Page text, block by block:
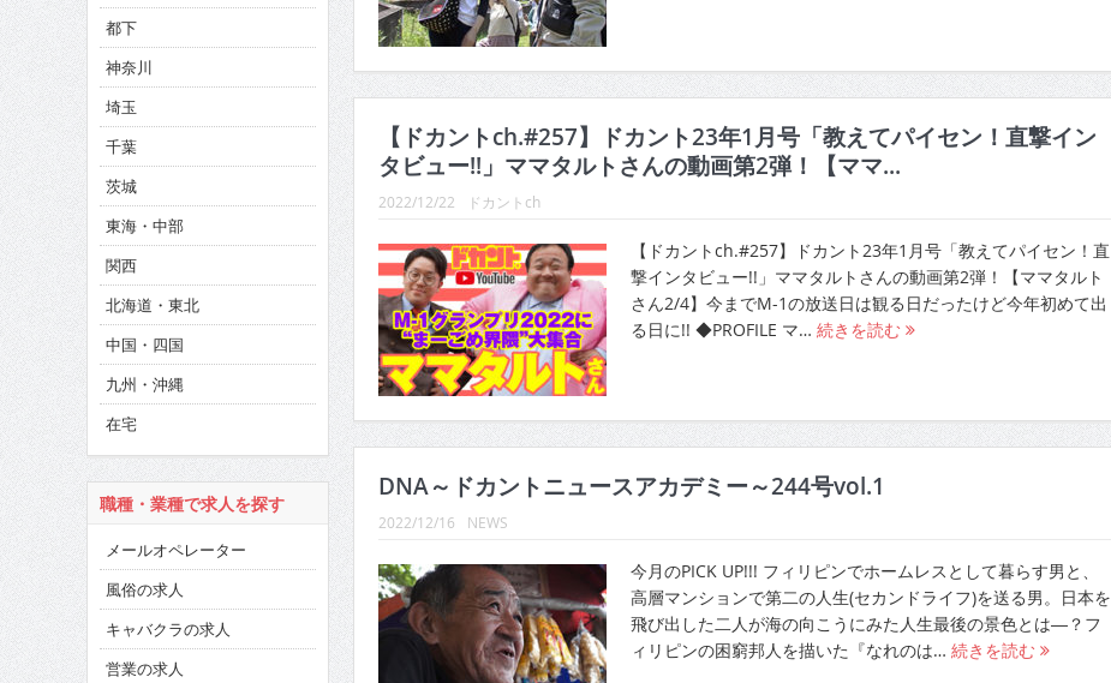
CINEMA×STYLE 285号
CINEMA×STYLE 294号
【ドカントch.#257】ドカント23年1月号「教えてパイセン！直撃イン
タビュー!!」ママタルトさんの動画第2弾！【ママ...
2022/12/22 ドカントch
【ドカントch.#257】ドカント23年1月号「教えてパイセン！直
撃インタビュー!!」ママタルトさんの動画第2弾！【ママタルト
さん2/4】今までM-1の放送日は観る日だったけど今年初めて出
る日に!! ◆PROFILE マ… 続きを読む
DNA～ドカントニュースアカデミー～244号vol.1
2022/12/16 NEWS
今月のPICK UP!!! フィリピンでホームレスとして暮らす男と、
高層マンションで第二の人生(セカンドライフ)を送る男。日本を
飛び出した二人が海の向こうにみた人生最後の景色とは―？フ
ィリピンの困窮邦人を描いた『なれのは… 続きを読む
都下
神奈川
埼玉
千葉
茨城
東海・中部
関西
北海道・東北
中国・四国
九州・沖縄
在宅
職種・業種で求人を探す
メールオペレーター
風俗の求人
キャバクラの求人
営業の求人